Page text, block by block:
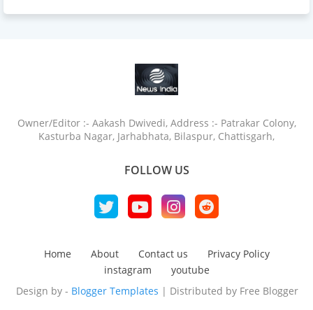
Owner/Editor :- Aakash Dwivedi, Address :- Patrakar Colony,
Kasturba Nagar, Jarhabhata, Bilaspur, Chattisgarh,
FOLLOW US
Home About Contact us
Privacy Policy
instagram
youtube
Design by - Blogger Templates | Distributed by Free Blogger